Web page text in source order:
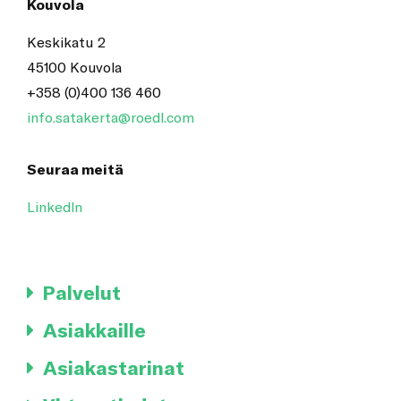
Kouvola
Keskikatu 2
45100 Kouvola
+358 (0)400 136 460
info.satakerta@roedl.com
Seuraa meitä
LinkedIn
Palvelut
Asiakkaille
Asiakastarinat